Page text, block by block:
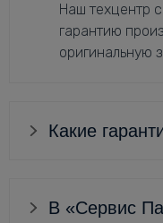
Наш техцентр
гарантию
оригинальную
Какие
В «Сервис